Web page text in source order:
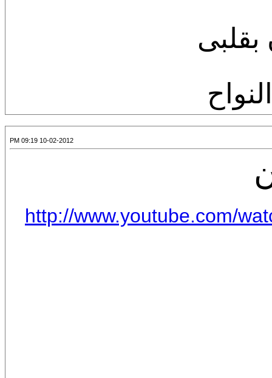
10-02-2012 09:19 PM
http://www.youtube.com/